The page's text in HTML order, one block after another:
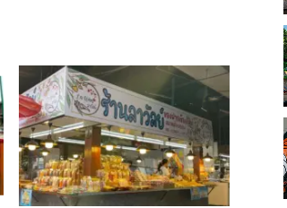
アユタヤ
ホアヒン（プラチュアッブキリカ
ン）
チャイナート
パトゥムターニー
ラーチャブリー